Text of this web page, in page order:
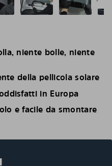
niente bolle, niente
della pellicola solare
in Europa
e facile da smontare